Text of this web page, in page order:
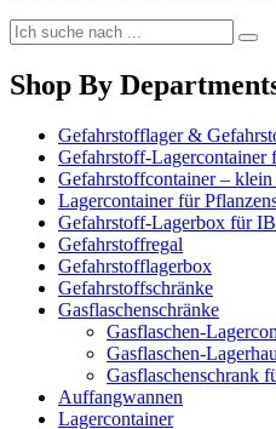
Shop By
Gefahrstofflager &
Gefahrstoff-Lagercontainer
Gefahrstoffcontainer – klein
Lagercontainer für
Gefahrstoff-Lagerbox für
Gefahrstoffregal
Gefahrstofflagerbox
Gefahrstoffschränke
Gasflaschenschränke
Gasflaschen-
Gasflaschen-
Gasflaschenschrank
Auffangwannen
Lagercontainer